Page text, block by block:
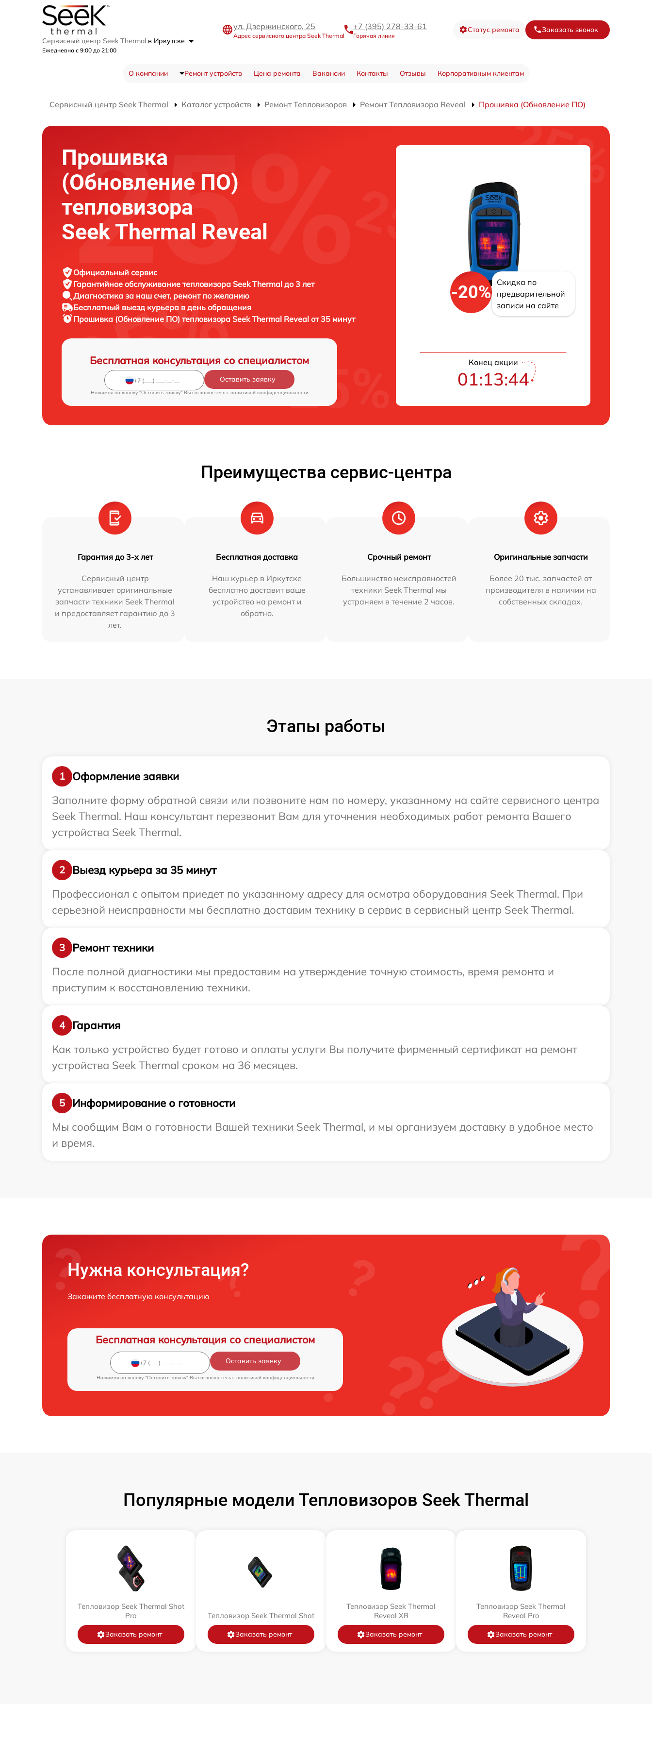
Сервисный центр Seek Thermal в Иркутске
Ежедневно с 9:00 до 21:00
ул. Дзержинского, 25
Адрес сервисного центра Seek Thermal
+7 (395) 278-33-61
Горячая линия
Статус ремонта Заказать звонок
О компании Ремонт устройств Цена ремонта Вакансии Контакты Отзывы Корпоративным клиентам
Сервисный центр Seek Thermal Каталог устройств Ремонт Тепловизоров Ремонт Тепловизора Reveal Прошивка (Обновление ПО)
Прошивка
(Обновление ПО)
тепловизора
Seek Thermal Reveal
Официальный сервис
Гарантийное обслуживание тепловизора Seek Thermal до 3 лет
Диагностика за наш счет, ремонт по желанию
Бесплатный выезд курьера в день обращения
Прошивка (Обновление ПО) тепловизора Seek Thermal Reveal от 35 минут
Бесплатная консультация со специалистом
Оставить заявку
Нажимая на кнопку "Оставить заявку" Вы соглашаетесь c политикой конфиденциальности
-20%
Скидка по
предварительной
записи на сайте
Конец акции
01:13:43
Преимущества сервис-центра
Гарантия до 3-х лет
Сервисный центр
устанавливает оригинальные
запчасти техники Seek Thermal
и предоставляет гарантию до 3
лет.
Бесплатная доставка
Наш курьер в Иркутске
бесплатно доставит ваше
устройство на ремонт и
обратно.
Срочный ремонт
Большинство неисправностей
техники Seek Thermal мы
устраняем в течение 2 часов.
Оригинальные запчасти
Более 20 тыс. запчастей от
производителя в наличии на
собственных складах.
Этапы работы
1
Оформление заявки
Заполните форму обратной связи или позвоните нам по номеру, указанному на сайте сервисного центра
Seek Thermal. Наш консультант перезвонит Вам для уточнения необходимых работ ремонта Вашего
устройства Seek Thermal.
2
Выезд курьера за 35 минут
Профессионал с опытом приедет по указанному адресу для осмотра оборудования Seek Thermal. При
серьезной неисправности мы бесплатно доставим технику в сервис в сервисный центр Seek Thermal.
3
Ремонт техники
После полной диагностики мы предоставим на утверждение точную стоимость, время ремонта и
приступим к восстановлению техники.
4
Гарантия
Как только устройство будет готово и оплаты услуги Вы получите фирменный сертификат на ремонт
устройства Seek Thermal сроком на 36 месяцев.
5
Информирование о готовности
Мы сообщим Вам о готовности Вашей техники Seek Thermal, и мы организуем доставку в удобное место
и время.
Нужна консультация?
Закажите бесплатную консультацию
Бесплатная консультация со специалистом
Оставить заявку
Нажимая на кнопку "Оставить заявку" Вы соглашаетесь c политикой конфиденциальности
Популярные модели Тепловизоров Seek Thermal
Тепловизор Seek Thermal Shot
Pro
Заказать ремонт
Тепловизор Seek Thermal Shot
Заказать ремонт
Тепловизор Seek Thermal
Reveal XR
Заказать ремонт
Тепловизор Seek Thermal
Reveal Pro
Заказать ремонт